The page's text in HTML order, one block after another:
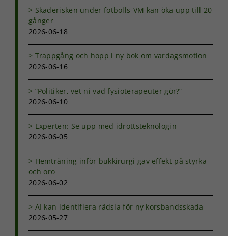
Skaderisken under fotbolls-VM kan öka upp till 20
gånger
2026-06-18
Trappgång och hopp i ny bok om vardagsmotion
2026-06-16
”Politiker, vet ni vad fysioterapeuter gör?”
2026-06-10
Experten: Se upp med idrottsteknologin
2026-06-05
Hemträning inför bukkirurgi gav effekt på styrka
och oro
2026-06-02
AI kan identifiera rädsla för ny korsbandsskada
2026-05-27
Dessa kakor
går inte att
att hemsidan
över huvud
För att vi ska
kunna
och
hur
hemsidan
används.